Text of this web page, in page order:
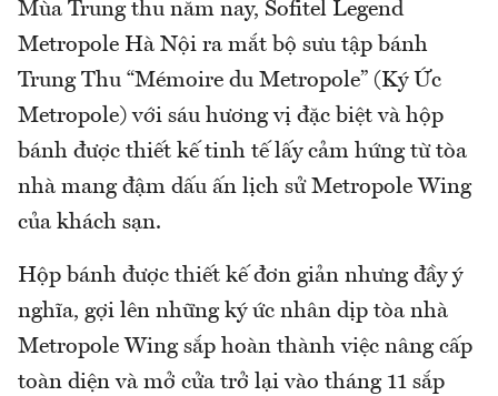
Mùa Trung thu năm nay, Sofitel Legend
Metropole Hà Nội ra mắt bộ sưu tập bánh
Trung Thu “Mémoire du Metropole” (Ký Ức
Metropole) với sáu hương vị đặc biệt và hộp
bánh được thiết kế tinh tế lấy cảm hứng từ tòa
nhà mang đậm dấu ấn lịch sử Metropole Wing
của khách sạn.
Hộp bánh được thiết kế đơn giản nhưng đầy ý
nghĩa, gợi lên những ký ức nhân dịp tòa nhà
Metropole Wing sắp hoàn thành việc nâng cấp
toàn diện và mở cửa trở lại vào tháng 11 sắp